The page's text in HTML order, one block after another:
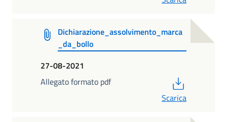
Dichiarazione_assolvimento_marca
_da_bollo
27-08-2021
Allegato formato pdf
Scarica